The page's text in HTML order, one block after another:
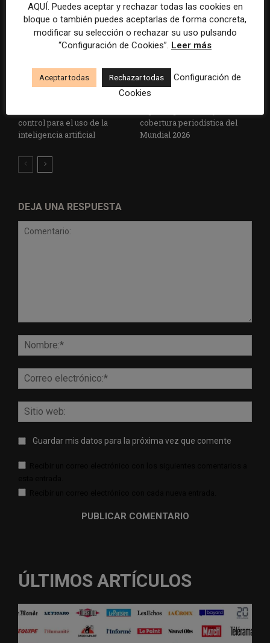
control para el uso de la
inteligencia artificial
ADEPA crea un premio
cobertura periodística del
Mundial 2026
DEJA UNA RESPUESTA
Guardar mis datos para la próxima vez que comente
ÚLTIMOS ARTÍCULOS
AQUÍ. Puedes aceptar y rechazar todas las cookies en
bloque o también puedes aceptarlas de forma concreta,
modificar su selección o rechazar su uso pulsando
“Configuración de Cookies”. Leer más
Aceptar todas Rechazar todas
Configuración de
Cookies